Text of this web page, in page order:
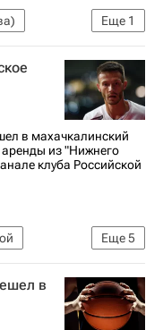
Еще 1
в махачкалинский
из "Нижнего
клуба Российской
Еще5
футболу)
в